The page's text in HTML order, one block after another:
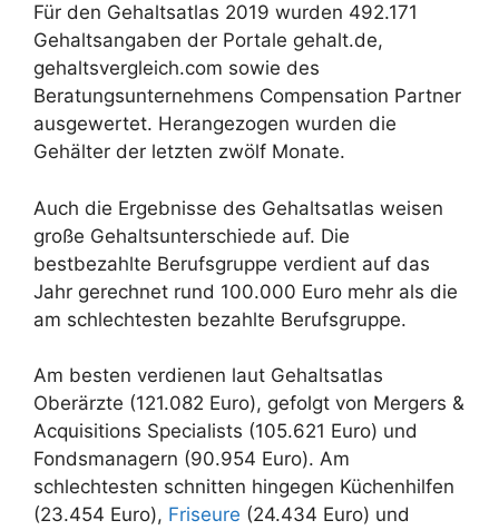
Für den Gehaltsatlas 2019 wurden 492.171
Gehaltsangaben der Portale gehalt.de,
gehaltsvergleich.com sowie des
Beratungsunternehmens Compensation Partner
ausgewertet. Herangezogen wurden die
Gehälter der letzten zwölf Monate.
Auch die Ergebnisse des Gehaltsatlas weisen
große Gehaltsunterschiede auf. Die
bestbezahlte Berufsgruppe verdient auf das
Jahr gerechnet rund 100.000 Euro mehr als die
am schlechtesten bezahlte Berufsgruppe.
Am besten verdienen laut Gehaltsatlas
Oberärzte (121.082 Euro), gefolgt von Mergers &
Acquisitions Specialists (105.621 Euro) und
Fondsmanagern (90.954 Euro). Am
schlechtesten schnitten hingegen Küchenhilfen
(23.454 Euro), Friseure (24.434 Euro) und